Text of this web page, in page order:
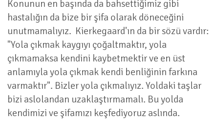
Konunun en başında da bahsettiğimiz gibi
hastalığın da bize bir şifa olarak döneceğini
unutmamalıyız. Kierkegaard'ın da bir sözü vardır:
"Yola çıkmak kaygıyı çoğaltmaktır, yola
çıkmamaksa kendini kaybetmektir ve en üst
anlamıyla yola çıkmak kendi benliğinin farkına
varmaktır". Bizler yola çıkmalıyız. Yoldaki taşlar
bizi aslolandan uzaklaştırmamalı. Bu yolda
kendimizi ve şifamızı keşfediyoruz aslında.